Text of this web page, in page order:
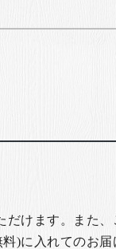
けます。また
)に入れてのお